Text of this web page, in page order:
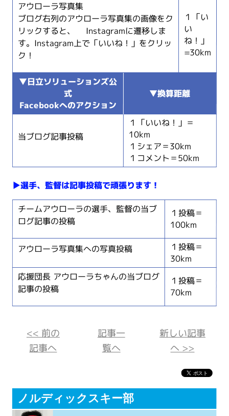
アウローラ写真集
ブログ右列のアウローラ写真集の画像をク
リックすると、 Instagramに遷移しま
す。Instagram上で「いいね！」をクリッ
ク！
１「い
い
ね！」
=30km
▼日立ソリューションズ公
式
Facebookへのアクション
▼換算距離
当ブログ記事投稿
１「いいね！」＝
10km
１シェア＝30km
１コメント＝50km
▶︎選手、監督は記事投稿で頑張ります！
チームアウローラの選手、監督の当ブ
ログ記事の投稿
１投稿＝
100km
アウローラ写真集への写真投稿 １投稿＝
30km
応援団長 アウローラちゃんの当ブログ
記事の投稿
１投稿＝
70km
<< 前の
記事へ
記事一
覧へ
新しい記事
へ >>
ノルディックスキー部